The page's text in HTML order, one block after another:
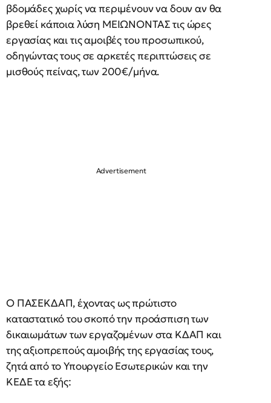
βδομάδες χωρίς να περιμένουν να δουν αν θα
βρεθεί κάποια λύση ΜΕΙΩΝΟΝΤΑΣ τις ώρες
εργασίας και τις αμοιβές του προσωπικού,
οδηγώντας τους σε αρκετές περιπτώσεις σε
μισθούς πείνας, των 200€/μήνα.
Ο ΠΑΣΕΚΔΑΠ, έχοντας ως πρώτιστο
καταστατικό του σκοπό την προάσπιση των
δικαιωμάτων των εργαζομένων στα ΚΔΑΠ και
της αξιοπρεπούς αμοιβής της εργασίας τους,
ζητά από το Υπουργείο Εσωτερικών και την
ΚΕΔΕ τα εξής: